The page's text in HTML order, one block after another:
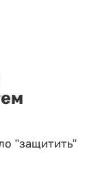
"защитить"